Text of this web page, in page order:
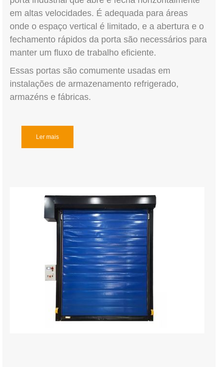
em altas velocidades. É adequada para áreas
onde o espaço vertical é limitado, e a abertura e o
fechamento rápidos da porta são necessários para
manter um fluxo de trabalho eficiente.
Essas portas são comumente usadas em
instalações de armazenamento refrigerado,
armazéns e fábricas.
Ler mais